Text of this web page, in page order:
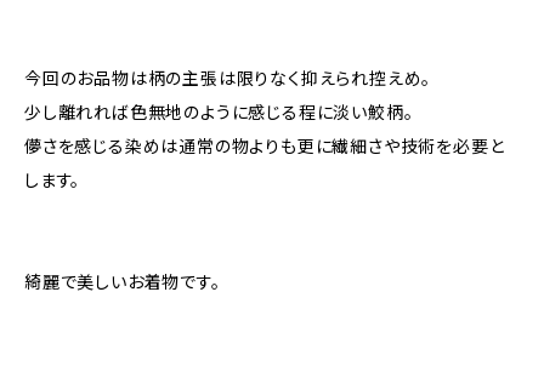
今回のお品物は柄の主張は限りなく抑えられ控えめ。
少し離れれば色無地のように感じる程に淡い鮫柄。
儚さを感じる染めは通常の物よりも更に繊細さや技術を必要と
します。
綺麗で美しいお着物です。